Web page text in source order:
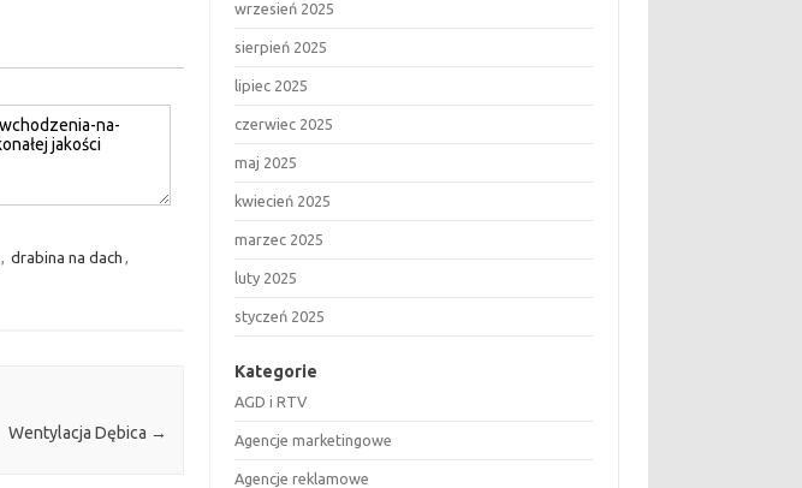
, drabina na dach ,
Wentylacja Dębica →
wrzesień 2025
sierpień 2025
lipiec 2025
czerwiec 2025
maj 2025
kwiecień 2025
marzec 2025
luty 2025
styczeń 2025
Kategorie
AGD i RTV
Agencje marketingowe
Agencje reklamowe